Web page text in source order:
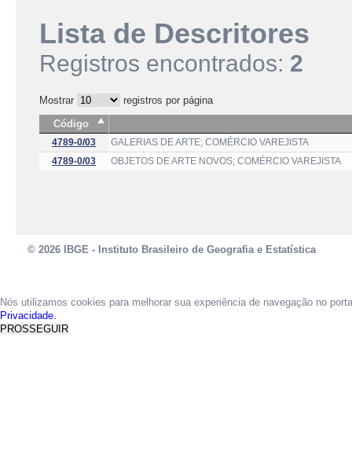
Lista de Descritores
Registros encontrados: 2
Mostrar
registros por página
Código
4789-0/03
GALERIAS DE ARTE; COMÉRCIO VAREJISTA
4789-0/03
OBJETOS DE ARTE NOVOS; COMÉRCIO VAREJISTA
© 2026 IBGE - Instituto Brasileiro de Geografia e Estatística
Nós utilizamos cookies para melhorar sua experiência de navegação no
Privacidade.
PROSSEGUIR